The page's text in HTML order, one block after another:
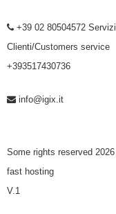
+39 02 80504572
Clienti/Customers service
+393517430736
info@igix.it
Some rights reserved
fast hosting
V.1